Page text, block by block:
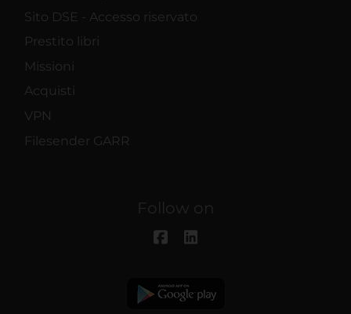
Sito DSE - Accesso riservato
Prestito libri
Missioni
Acquisti
VPN
Filesender GARR
Follow on